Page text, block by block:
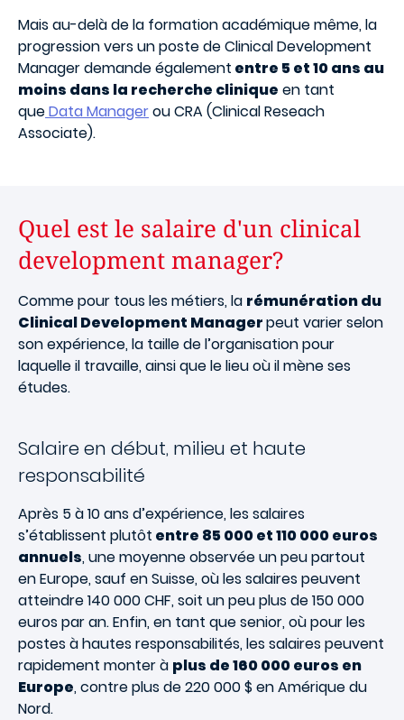
Mais au-delà de la formation académique même, la
progression vers un poste de Clinical Development
Manager demande également entre 5 et 10 ans au
moins dans la recherche clinique en tant
queData Managerou CRA (Clinical Reseach
Associate).
Quel est le salaire d'un clinical
development manager?
Comme pour tous les métiers, la rémunération du
Clinical Development Managerpeut varier selon
son expérience, la taille de l’organisation pour
laquelle il travaille, ainsi que le lieu où il mène ses
études.
Salaire en début, milieu et haute
responsabilité
Après 5 à 10 ans d’expérience, les salaires
s’établissent plutôt entre 85 000 et 110 000 euros
annuels, une moyenne observée un peu partout
en Europe, sauf en Suisse, où les salaires peuvent
atteindre 140 000 CHF, soit un peu plus de 150 000
euros par an. Enfin, en tant que senior, où pour les
postes à hautes responsabilités, les salaires peuvent
rapidement monter à plus de 160 000 euros en
Europe, contre plus de 220 000 $ en Amérique du
Nord.